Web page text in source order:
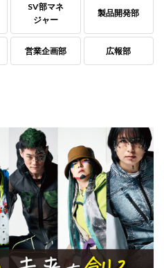
SV部マネ
ジャー
製品開発部
営業企画部 広報部